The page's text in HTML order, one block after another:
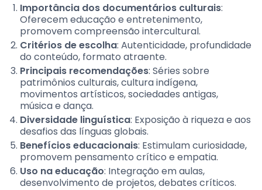
Importância dos documentários culturais:
Oferecem educação e entretenimento,
promovem compreensão intercultural.
Critérios de escolha: Autenticidade, profundidade
do conteúdo, formato atraente.
Principais recomendações: Séries sobre
patrimônios culturais, cultura indígena,
movimentos artísticos, sociedades antigas,
música e dança.
Diversidade linguística: Exposição à riqueza e aos
desafios das línguas globais.
Benefícios educacionais: Estimulam curiosidade,
promovem pensamento crítico e empatia.
Uso na educação: Integração em aulas,
desenvolvimento de projetos, debates críticos.